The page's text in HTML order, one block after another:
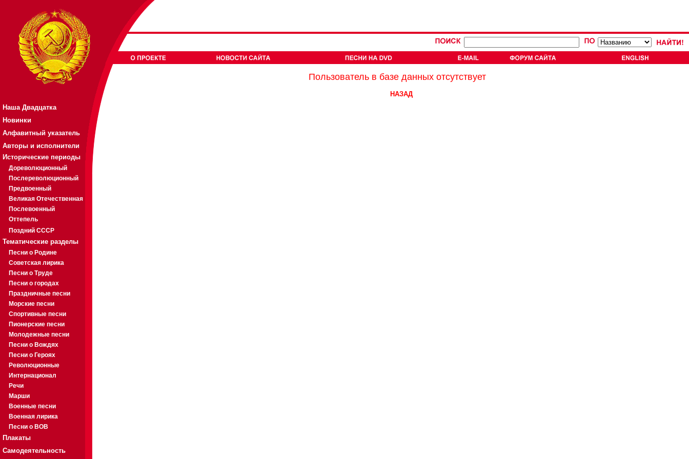
Наша Двадцатка
Новинки
Алфавитный указатель
Авторы и исполнители
Исторические периоды
Дореволюционный
Послереволюционный
Предвоенный
Великая Отечественная
Послевоенный
Оттепель
Поздний СССР
Тематические разделы
Песни о Родине
Советская лирика
Песни о Труде
Песни о городах
Праздничные песни
Морские песни
Спортивные песни
Пионерские песни
Молодежные песни
Песни о Вождях
Песни о Героях
Революционные
Интернационал
Речи
Марши
Военные песни
Военная лирика
Песни о ВОВ
Плакаты
Самодеятельность
Пользователь в базе данных отсутствует
НАЗАД